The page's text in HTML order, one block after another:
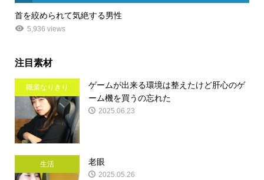
首を絞められて気絶する男性
5,936 views
注目素材
職業なりきり
ゲームが出来る環境は整えたけど肝心のゲ
ーム機を買うの忘れた
2025.06.23
生活 老眼
2025.05.26